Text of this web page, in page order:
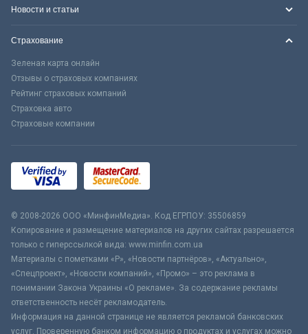
Новости и статьи
Страхование
Зеленая карта онлайн
Отзывы о страховых компаниях
Рейтинг страховых компаний
Страховка авто
Страховые компании
© 2008-2026 ООО «МинфинМедиа». Код ЕГРПОУ: 35506859
Копирование и размещение материалов на других сайтах разрешается
только с гиперссылкой вида: www.minfin.com.ua
Материалы с пометками «Р», «Новости партнёров», «Актуально»,
«Спецпроект», «Новости компаний», «Промо» – это реклама в
понимании Закона Украины «О рекламе». За содержание рекламы
ответственность несёт рекламодатель.
Информация на данной странице не является рекламой банковских
услуг. Проверенную банком информацию о продуктах и услугах можно